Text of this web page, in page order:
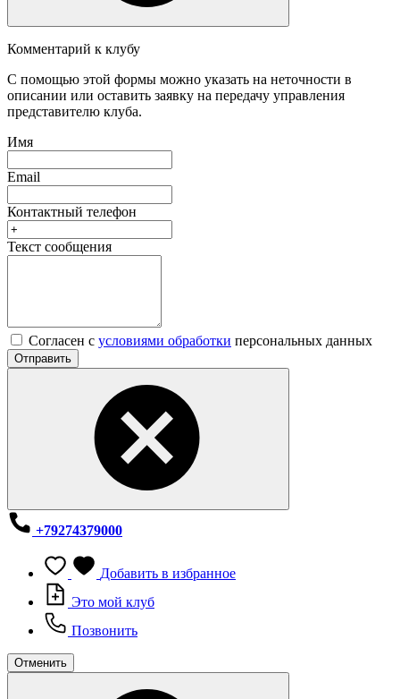
Комментарий к клубу
С помощью этой формы можно указать на неточности в
описании или оставить заявку на передачу управления
представителю клуба.
Имя
Email
Контактный телефон
Текст сообщения
Согласен с условиями обработки персональных данных
Отправить
+79274379000
Добавить в избранное
Это мой клуб
Позвонить
Отменить